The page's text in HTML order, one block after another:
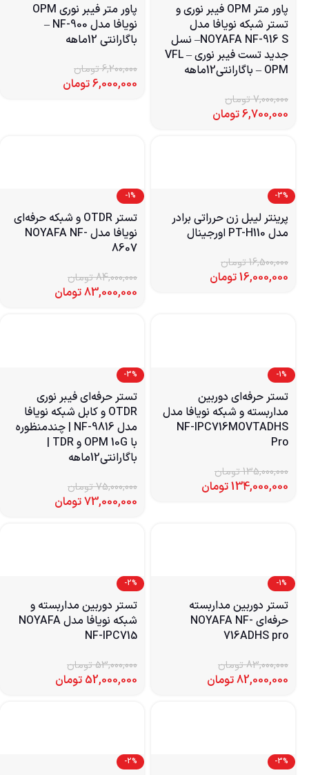
پاور متر OPM فیبر نوری و
تستر شبکه نویافا مدل
NOYAFA NF-916 S– نسل
جدید تست فیبر نوری VFL –
OPM – باگارانتی12ماهه
7,000,000تومان
6,700,000تومان
پاور متر فیبر نوری OPM
نویافا مدل NF-900 –
باگارانتی 12ماهه
6,200,000تومان
6,000,000تومان
-3%
پرینتر لیبل زن حرراتی برادر
مدل PT-H110 اورجینال
16,500,000تومان
16,000,000تومان
-1%
تستر OTDR و شبکه حرفه‌ای
نویافا مدل NOYAFA NF-
8607
84,000,000تومان
83,000,000تومان
-1%
تستر حرفه‌ای دوربین
مداربسته و شبکه نویافا مدل
NF-IPC716MOVTADHS
Pro
135,000,000تومان
134,000,000تومان
-3%
تستر حرفه‌ای فیبر نوری
OTDR و کابل شبکه نویافا
مدل NF-9816 | چندمنظوره
با OPM 10G و TDR |
باگارانتی12ماهه
75,000,000تومان
73,000,000تومان
-1%
تستر دوربین مداربسته
حرفه‌ای NOYAFA NF-
716ADHS pro
83,000,000تومان
82,000,000تومان
-2%
تستر دوربین مداربسته و
شبکه نویافا مدل NOYAFA
NF-IPC715
53,000,000تومان
52,000,000 تومان
-3%
-2%